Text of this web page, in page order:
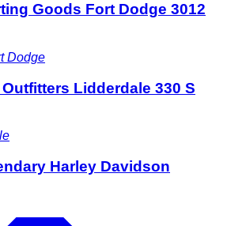
Goods Fort Dodge 3012
Dodge
Lidderdale 330 S
Harley Davidson